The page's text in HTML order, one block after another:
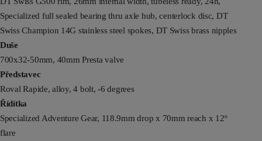
Specialized full sealed bearing thru axle hub, centerlock disc, DT
Swiss Champion 14G stainless steel spokes, DT Swiss brass nipples
Duše
700x32-50mm, 40mm Presta valve
Představec
Roval Rapide, alloy, 4 bolt, -6 degrees
Řídítka
Specialized Adventure Gear, 118.9mm drop x 70mm reach x 12º
flare